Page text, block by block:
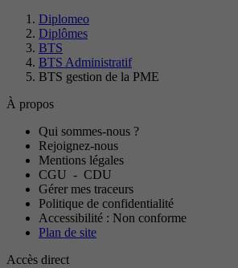
Diplomeo
Diplômes
BTS
BTS Administratif
BTS gestion de la PME
À propos
Qui sommes-nous ?
Rejoignez-nous
Mentions légales
CGU - CDU
Gérer mes traceurs
Politique de confidentialité
Accessibilité : Non conforme
Plan de site
Accès direct